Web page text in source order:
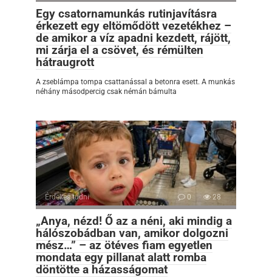
Egy csatornamunkás rutinjavításra
érkezett egy eltömődött vezetékhez –
de amikor a víz apadni kezdett, rájött,
mi zárja el a csövet, és rémülten
hátraugrott
A zseblámpa tompa csattanással a betonra esett. A munkás
néhány másodpercig csak némán bámulta
Érdekes tudni 0 28
„Anya, nézd! Ő az a néni, aki mindig a
hálószobádban van, amikor dolgozni
mész…” – az ötéves fiam egyetlen
mondata egy pillanat alatt romba
döntötte a házasságomat